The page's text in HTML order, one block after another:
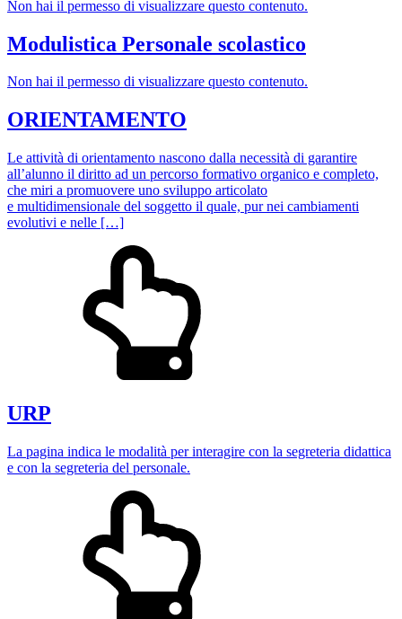
Non hai il permesso di visualizzare questo contenuto.
Modulistica Personale scolastico
Non hai il permesso di visualizzare questo contenuto.
ORIENTAMENTO
Le attività di orientamento nascono dalla necessità di garantire
all’alunno il diritto ad un percorso formativo organico e completo,
che miri a promuovere uno sviluppo articolato
e multidimensionale del soggetto il quale, pur nei cambiamenti
evolutivi e nelle […]
URP
La pagina indica le modalità per interagire con la segreteria didattica
e con la segreteria del personale.